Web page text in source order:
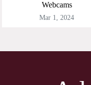
Webcams
Mar 1, 2024